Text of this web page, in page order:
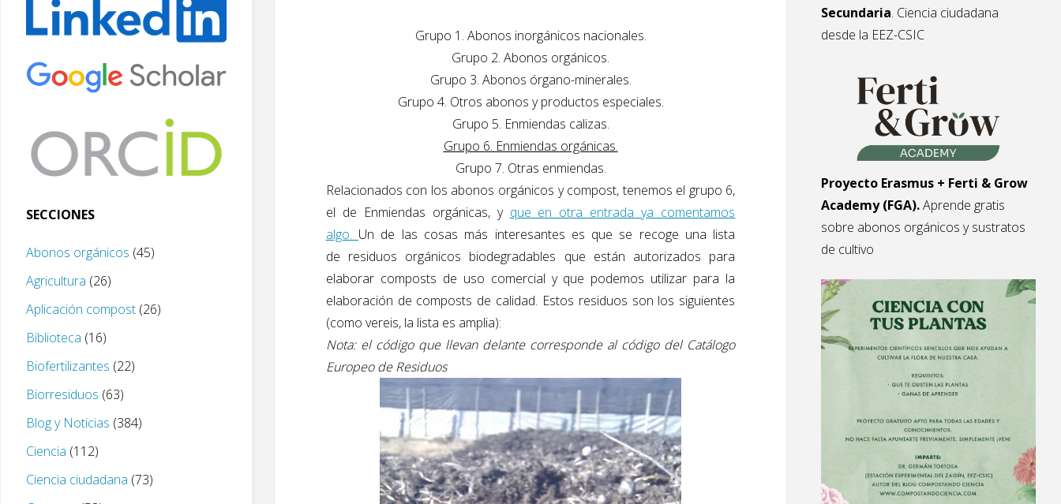
Grupo 1. Abonos inorgánicos nacionales.
Grupo 2. Abonos orgánicos.
Grupo 3. Abonos órgano-minerales.
Grupo 4. Otros abonos y productos especiales.
Grupo 5. Enmiendas calizas.
Grupo 6. Enmiendas orgánicas.
Grupo 7. Otras enmiendas.
Relacionados con los abonos orgánicos y compost, tenemos el grupo 6,
el de Enmiendas orgánicas, y que en otra entrada ya comentamos
algo. Un de las cosas más interesantes es que se recoge una lista
de residuos orgánicos biodegradables que están autorizados para
elaborar composts de uso comercial y que podemos utilizar para la
elaboración de composts de calidad. Estos residuos son los siguientes
(como vereis, la lista es amplia):
Nota: el código que llevan delante corresponde al código del Catálogo
Europeo de Residuos
SECCIONES
Abonos orgánicos (45)
Agricultura (26)
Aplicación compost (26)
Biblioteca (16)
Biofertilizantes (22)
Biorresiduos (63)
Blog y Noticias (384)
Ciencia (112)
Ciencia ciudadana (73)
Secundaria. Ciencia ciudadana
desde la EEZ-CSIC
Proyecto Erasmus + Ferti & Grow
Academy (FGA).Aprende gratis
sobre abonos orgánicos y sustratos
de cultivo